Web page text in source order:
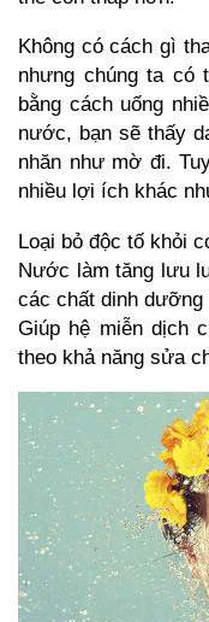
Không có cách gì
nhưng chúng ta có
bằng cách uống
nước, bạn sẽ thấy
nhăn như mờ đi.
nhiều lợi ích khác
Loại bỏ độc tố khỏi
Nước làm tăng lưu
các chất dinh dưỡng
Giúp hệ miễn dịch
theo khả năng sửa